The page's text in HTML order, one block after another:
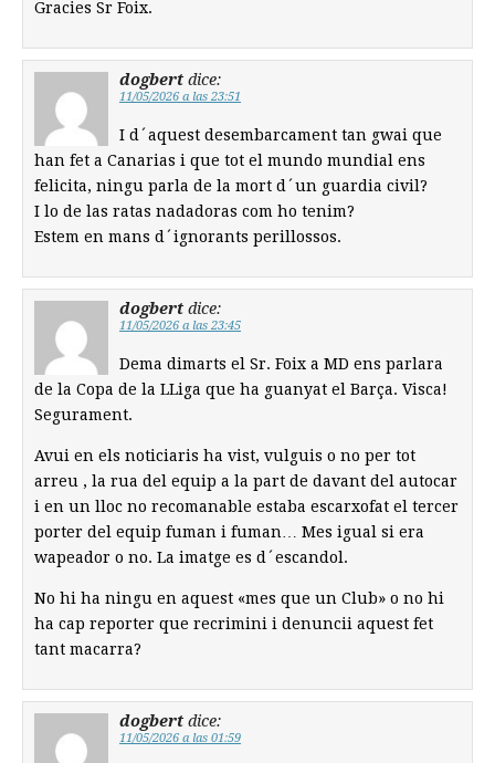
Gracies Sr Foix.
dogbert dice:
11/05/2026 a las 23:51
I d´aquest desembarcament tan gwai que
han fet a Canarias i que tot el mundo mundial ens
felicita, ningu parla de la mort d´un guardia civil?
I lo de las ratas nadadoras com ho tenim?
Estem en mans d´ignorants perillossos.
dogbert dice:
11/05/2026 a las 23:45
Dema dimarts el Sr. Foix a MD ens parlara
de la Copa de la LLiga que ha guanyat el Barça. Visca!
Segurament.
Avui en els noticiaris ha vist, vulguis o no per tot
arreu , la rua del equip a la part de davant del autocar
i en un lloc no recomanable estaba escarxofat el tercer
porter del equip fuman i fuman… Mes igual si era
wapeador o no. La imatge es d´escandol.
No hi ha ningu en aquest «mes que un Club» o no hi
ha cap reporter que recrimini i denuncii aquest fet
tant macarra?
dogbert dice:
11/05/2026 a las 01:59